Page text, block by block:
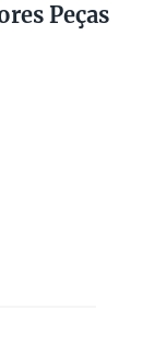
Peças